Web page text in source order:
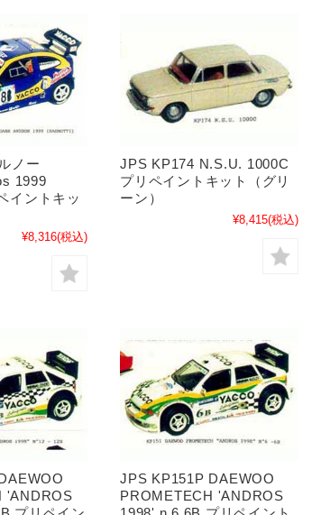
ノー
1999
イントキッ
¥8,316(税込)
JPS KP174 N.S.U. 1000C
プリペイントキット（グリ
ーン）
¥8,415(税込)
'ANDROS
JPS KP151P DAEWOO
PROMETECH 'ANDROS